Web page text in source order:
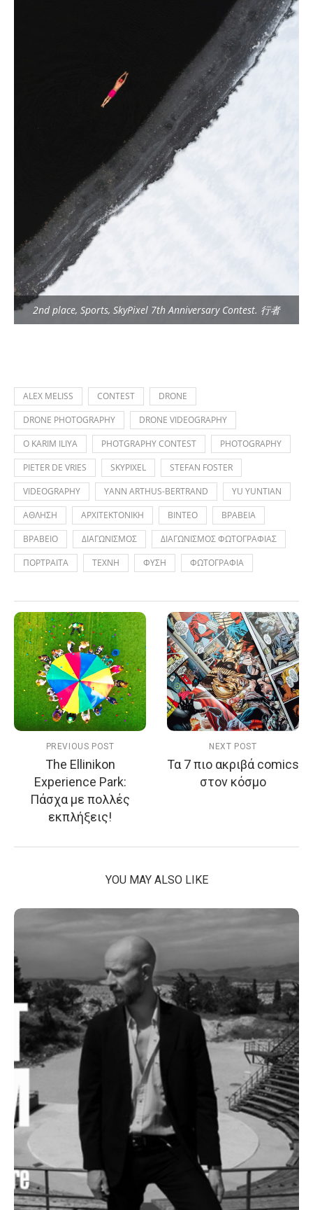
2nd place, Sports, SkyPixel 7th Anniversary Contest. 行者
ALEX MELISS CONTEST
DRONE
DRONE PHOTOGRAPHY
DRONE VIDEOGRAPHY
O KARIM ILIYA
PHOTGRAPHY CONTEST
PHOTOGRAPHY
PIETER DE VRIES
SKYPIXEL
STEFAN FOSTER
VIDEOGRAPHY
YANN ARTHUS-BERTRAND
YU YUNTIAN
ΑΘΛΗΣΗ
ΑΡΧΙΤΕΚΤΟΝΙΚΗ ΒΙΝΤΕΟ
ΒΡΑΒΕΙΑ
ΒΡΑΒΕΙΟ
ΔΙΑΓΩΝΙΣΜΟΣ
ΔΙΑΓΩΝΙΣΜΟΣ ΦΩΤΟΓΡΑΦΙΑΣ
ΠΟΡΤΡΑΙΤΑ
ΤΕΧΝΗ ΦΥΣΗ ΦΩΤΟΓΡΑΦΙΑ
PREVIOUS POST
The Ellinikon
Experience Park:
Πάσχα με πολλές
εκπλήξεις!
NEXT POST
Τα 7 πιο ακριβά comics
στον κόσμο
YOU MAY ALSO LIKE